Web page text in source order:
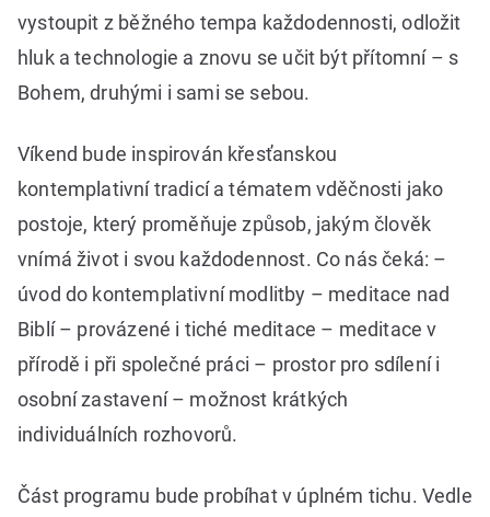
vystoupit z běžného tempa každodennosti, odložit
hluk a technologie a znovu se učit být přítomní – s
Bohem, druhými i sami se sebou.
Víkend bude inspirován křesťanskou
kontemplativní tradicí a tématem vděčnosti jako
postoje, který proměňuje způsob, jakým člověk
vnímá život i svou každodennost. Co nás čeká: –
úvod do kontemplativní modlitby – meditace nad
Biblí – provázené i tiché meditace – meditace v
přírodě i při společné práci – prostor pro sdílení i
osobní zastavení – možnost krátkých
individuálních rozhovorů.
Část programu bude probíhat v úplném tichu. Vedle